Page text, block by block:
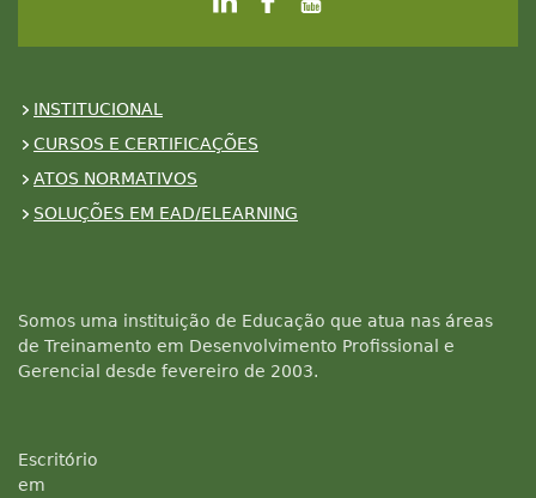
INSTITUCIONAL
CURSOS E CERTIFICAÇÕES
ATOS NORMATIVOS
SOLUÇÕES EM EAD/ELEARNING
Somos uma instituição de Educação que atua nas áreas
de Treinamento em Desenvolvimento Profissional e
Gerencial desde fevereiro de 2003.
Escritório
em